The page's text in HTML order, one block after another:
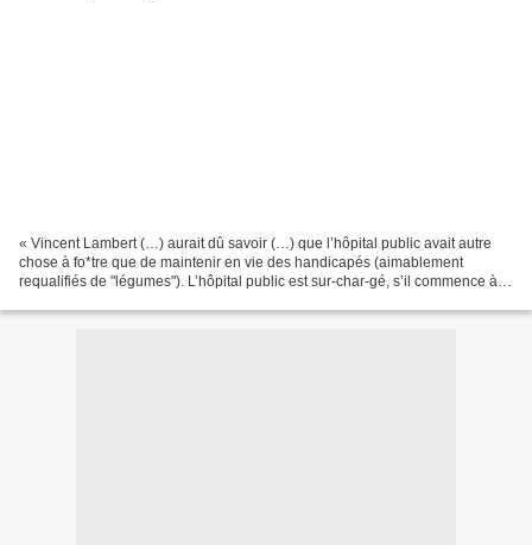
« Vincent Lambert (…) aurait dû savoir (…) que l’hôpital public avait autre
chose à fo*tre que de maintenir en vie des handicapés (aimablement
requalifiés de "légumes"). L’hôpital public est sur-char-gé, s’il commence à y